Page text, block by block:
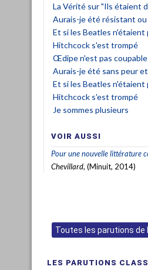
La Vérité sur "Ils étaient
Aurais-je été résistant ou
Et si les Beatles n'étaient
Hitchcock s'est trompé
Œdipe n'est pas coupable
Aurais-je été sans peur
Et si les Beatles n'étaient
Hitchcock s'est trompé
Je sommes plusieurs
VOIR AUSSI
Pour une nouvelle littérature
Chevillard, (Minuit, 2014)
Toutes les parutions de
LES PARUTIONS